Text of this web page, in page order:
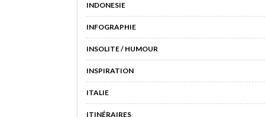
INDONESIE
INFOGRAPHIE
INSOLITE / HUMOUR
INSPIRATION
ITALIE
ITINÉRAIRES